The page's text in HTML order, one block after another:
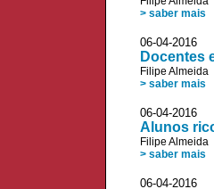
> saber mais
06-04-2016
Docentes
Filipe Almeida
> saber mais
06-04-2016
Alunos
Filipe Almeida
> saber mais
06-04-